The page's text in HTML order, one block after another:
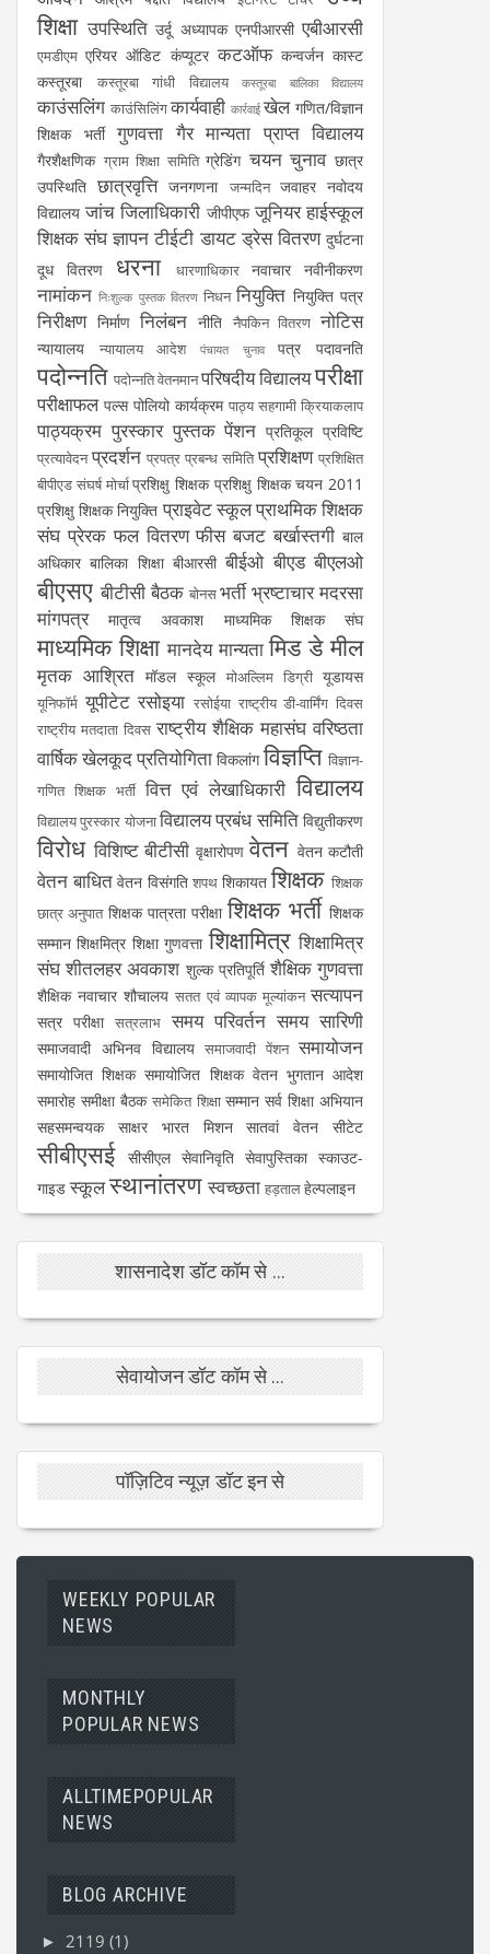
शिक्षा उपस्थिति उर्दू अध्यापक एनपीआरसी एबीआरसी
एमडीएम एरियर ऑडिट कंप्यूटर कटऑफ कन्वर्जन कास्ट
कस्तूरबा
कस्तूरबा गांधी विद्यालय कस्तूरबा बालिका विद्यालय
काउंसलिंग काउंसिलिंग कार्यवाही कार्रवाई खेल गणित/विज्ञान
शिक्षक भर्ती
गुणवत्ता गैर मान्यता प्राप्त विद्यालय
गैरशैक्षणिक ग्राम शिक्षा समिति ग्रेडिंग चयन चुनाव छात्र
उपस्थिति छात्रवृत्ति जनगणना जन्मदिन जवाहर नवोदय
विद्यालय जांच जिलाधिकारी जीपीएफ जूनियर हाईस्कूल
शिक्षक संघ ज्ञापन टीईटी डायट ड्रेस वितरण दुर्घटना
दूध वितरण
धरना धारणाधिकार नवाचार नवीनीकरण
नामांकन निःशुल्क पुस्तक वितरण निधन नियुक्ति नियुक्ति पत्र
निरीक्षण निर्माण निलंबन नीति नैपकिन वितरण नोटिस
न्यायालय न्यायालय आदेश पंचायत चुनाव पत्र पदावनति
पदोन्नति पदोन्नति वेतनमानपरिषदीय विद्यालयपरीक्षा
परीक्षाफल पल्स पोलियो कार्यक्रम पाठ्य सहगामी क्रियाकलाप
पाठ्यक्रम पुरस्कार पुस्तक पेंशन प्रतिकूल प्रविष्टि
प्रत्यावेदन प्रदर्शन प्रपत्र प्रबन्ध समिति प्रशिक्षण प्रशिक्षित
बीपीएड संघर्ष मोर्चा प्रशिक्षु शिक्षक प्रशिक्षु शिक्षक चयन 2011
प्रशिक्षु शिक्षक नियुक्ति प्राइवेट स्कूलप्राथमिक शिक्षक
संघ प्रेरक फल वितरण फीस बजट बर्खास्तगी बाल
अधिकार बालिका शिक्षा बीआरसी बीईओ बीएड बीएलओ
बीएसए बीटीसी बैठक बोनस भर्ती भ्रष्टाचार मदरसा
मांगपत्र
मातृत्व अवकाश माध्यमिक शिक्षक संघ
माध्यमिक शिक्षा मानदेय मान्यता मिड डे मील
मृतक आश्रित मॉडल स्कूल मोअल्लिम डिग्री यूडायस
यूनिफॉर्म यूपीटेट रसोइया रसोईया राष्ट्रीय डी-वार्मिंग दिवस
राष्ट्रीय मतदाता दिवस राष्ट्रीय शैक्षिक महासंघ वरिष्ठता
वार्षिक खेलकूद प्रतियोगिता विकलांग विज्ञप्ति विज्ञान-
गणित शिक्षक भर्ती वित्त एवं लेखाधिकारी विद्यालय
विद्यालय पुरस्कार योजनाविद्यालय प्रबंध समिति विद्युतीकरण
विरोध विशिष्ट बीटीसी वृक्षारोपण वेतन वेतन कटौती
वेतन बाधित वेतन विसंगति शपथ शिकायत शिक्षक शिक्षक
छात्र अनुपात शिक्षक पात्रता परीक्षा शिक्षक भर्ती शिक्षक
सम्मान शिक्षमित्र शिक्षा गुणवत्ता शिक्षामित्र शिक्षामित्र
संघ शीतलहर अवकाश शुल्क प्रतिपूर्ति शैक्षिक गुणवत्ता
शैक्षिक नवाचार शौचालय सतत एवं व्यापक मूल्यांकन सत्यापन
सत्र परीक्षा सत्रलाभ समय परिवर्तन समय सारिणी
समाजवादी अभिनव विद्यालय समाजवादी पेंशन समायोजन
समायोजित शिक्षक समायोजित शिक्षक वेतन भुगतान आदेश
समारोह समीक्षा बैठक समेकित शिक्षा सम्मान सर्व शिक्षा अभियान
सहसमन्वयक
साक्षर भारत मिशन सातवां वेतन सीटेट
सीबीएसई सीसीएल सेवानिवृति सेवापुस्तिका स्काउट-
गाइड स्कूलस्थानांतरण स्वच्छता हड़तालहेल्पलाइन
शासनादेश डॉट कॉम से ...
सेवायोजन डॉट कॉम से ...
पॉज़िटिव न्यूज़ डॉट इन से
WEEKLY POPULAR
NEWS
MONTHLY
POPULAR NEWS
ALLTIMEPOPULAR
NEWS
BLOG ARCHIVE
► 2119 (1)